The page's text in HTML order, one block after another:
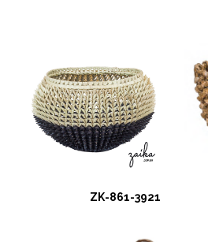
ZK-861-3921